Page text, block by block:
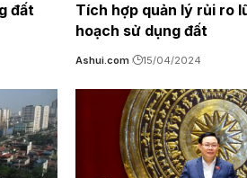
đất
Tích hợp quản lý rủi ro
hoạch sử dụng đất
Ashui.com 15/04/2024